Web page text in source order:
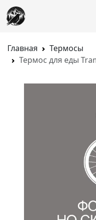
Главная
Термосы
Термос для еды